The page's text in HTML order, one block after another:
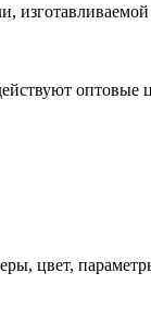
оптовые
цвет,